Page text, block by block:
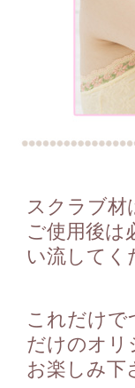
スクラブ材
ご使用後は
い流してく
これだけで
だけのオリ
お楽しみ下